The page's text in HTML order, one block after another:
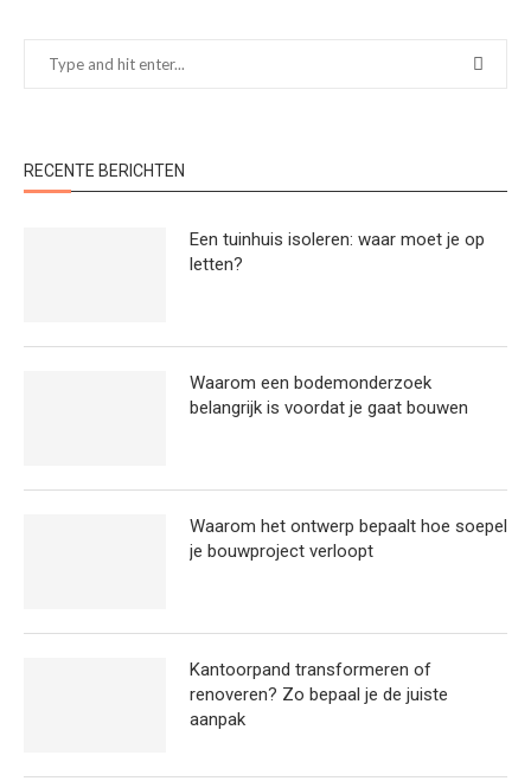
RECENTE BERICHTEN
Een tuinhuis isoleren: waar moet je op
letten?
Waarom een bodemonderzoek
belangrijk is voordat je gaat bouwen
Waarom het ontwerp bepaalt hoe soepel
je bouwproject verloopt
Kantoorpand transformeren of
renoveren? Zo bepaal je de juiste
aanpak